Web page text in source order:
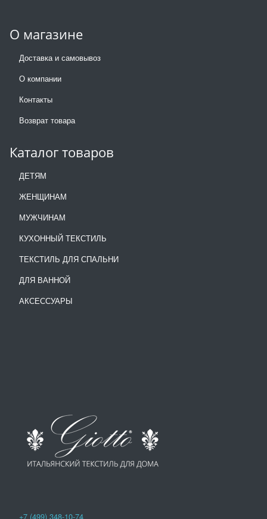
О магазине
Доставка и самовывоз
О компании
Контакты
Возврат товара
Каталог товаров
ДЕТЯМ
ЖЕНЩИНАМ
МУЖЧИНАМ
КУХОННЫЙ ТЕКСТИЛЬ
ТЕКСТИЛЬ ДЛЯ СПАЛЬНИ
ДЛЯ ВАННОЙ
АКСЕССУАРЫ
+7 (499) 348-10-74